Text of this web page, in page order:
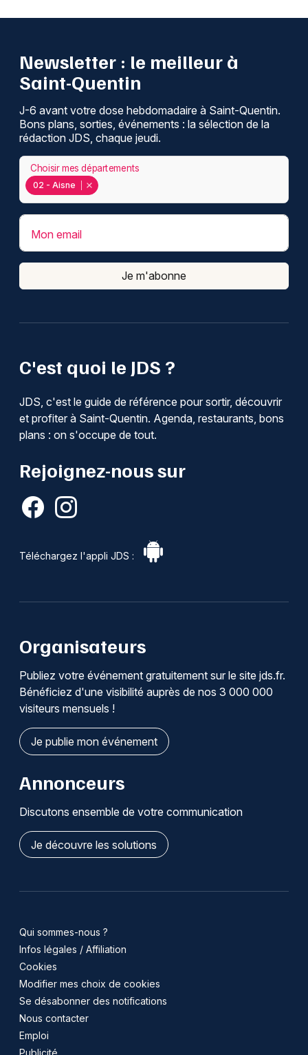
C'est quoi le JDS ?
JDS, c'est le guide de référence pour sortir, découvrir
et profiter à Saint-Quentin. Agenda, restaurants, bons
plans : on s'occupe de tout.
Rejoignez-nous sur
Téléchargez l'appli JDS :
Newsletter : le meilleur à
Saint-Quentin
J-6 avant votre dose hebdomadaire à Saint-Quentin.
Bons plans, sorties, événements : la sélection de la
rédaction JDS, chaque jeudi.
02 - Aisne
Choisir mes départements
Mon email
Je m'abonne
Organisateurs
Publiez votre événement gratuitement sur le site jds.fr.
Bénéficiez d'une visibilité auprès de nos 3 000 000
visiteurs mensuels !
Je publie mon événement
Annonceurs
Discutons ensemble de votre communication
Je découvre les solutions
Qui sommes-nous ?
Infos légales / Affiliation
Cookies
Modifier mes choix de cookies
Se désabonner des notifications
Nous contacter
Emploi